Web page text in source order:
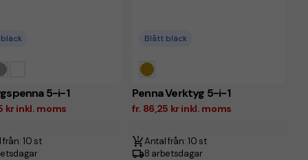
5-i-1
kr inkl. moms
10 st
Blått bläck
Penna Verktyg 5-i-1
fr. 86,25 kr inkl. moms
Antal från: 10 st
8 arbetsdagar